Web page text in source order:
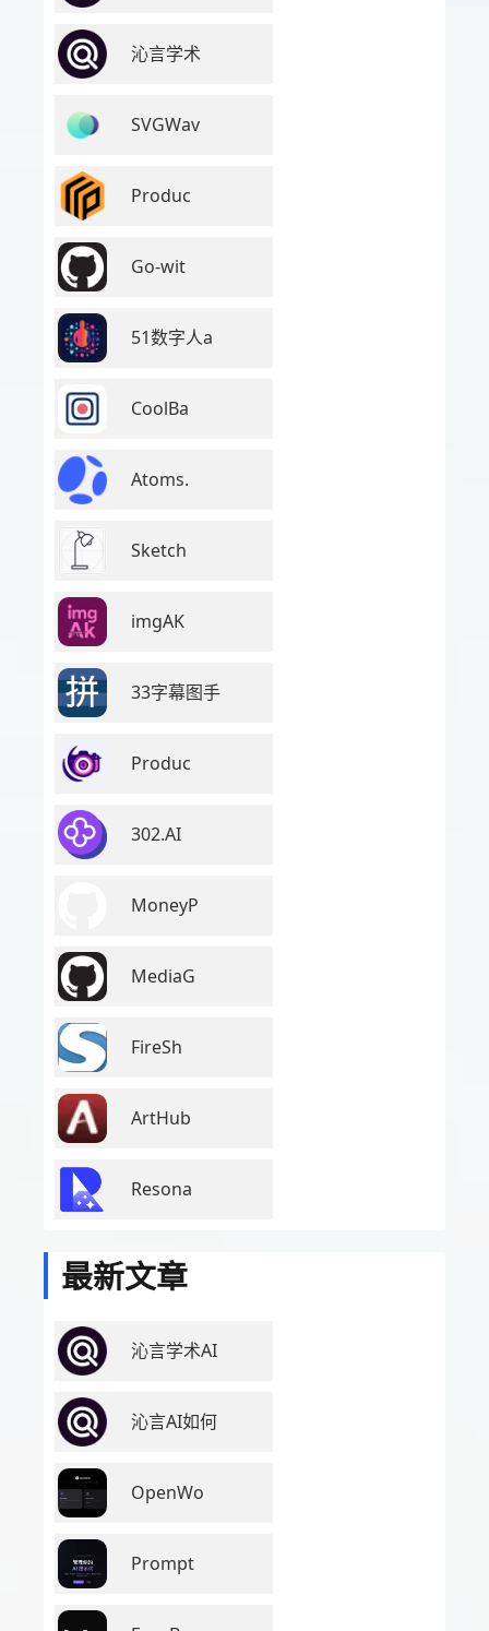
沁言学术
SVGWav
Produc
Go-wit
51数字人a
CoolBa
Atoms.
Sketch
imgAK
33字幕图手
Produc
302.AI
MoneyP
MediaG
FireSh
ArtHub
Resona
最新文章
沁言学术AI
沁言AI如何
OpenWo
Prompt